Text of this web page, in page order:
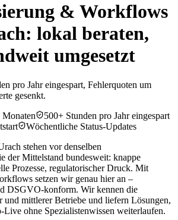
& Workflows
lokal beraten,
umgesetzt
pro Jahr eingespart, Fehlerquoten um
gesenkt.
500+ Stunden pro Jahr eingespart
Wöchentliche Status-Updates
stehen vor denselben
der Mittelstand bundesweit: knappe
Prozesse, regulatorischer Druck. Mit
setzen wir genau hier an –
DSGVO-konform. Wir kennen die
und mittlerer Betriebe und liefern Lösungen,
Live ohne Spezialistenwissen weiterlaufen.